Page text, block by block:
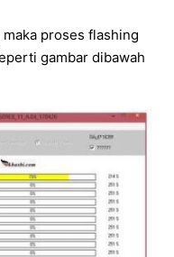
proses flashing
gambar dibawah